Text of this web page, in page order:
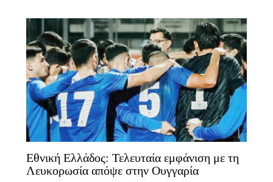
Εθνική Ελλάδος: Τελευταία εμφάνιση με τη
Λευκορωσία απόψε στην Ουγγαρία